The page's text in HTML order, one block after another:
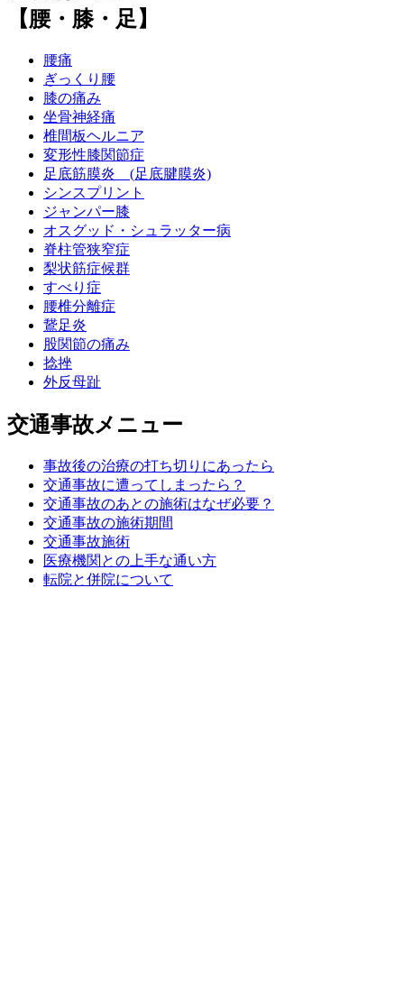
【腰・膝・足】
腰痛
ぎっくり腰
膝の痛み
坐骨神経痛
椎間板ヘルニア
変形性膝関節症
足底筋膜炎 (足底腱膜炎)
シンスプリント
ジャンパー膝
オスグッド・シュラッター病
脊柱管狭窄症
梨状筋症候群
すべり症
腰椎分離症
鵞足炎
股関節の痛み
捻挫
外反母趾
交通事故メニュー
事故後の治療の打ち切りにあったら
交通事故に遭ってしまったら？
交通事故のあとの施術はなぜ必要？
交通事故の施術期間
交通事故施術
医療機関との上手な通い方
転院と併院について